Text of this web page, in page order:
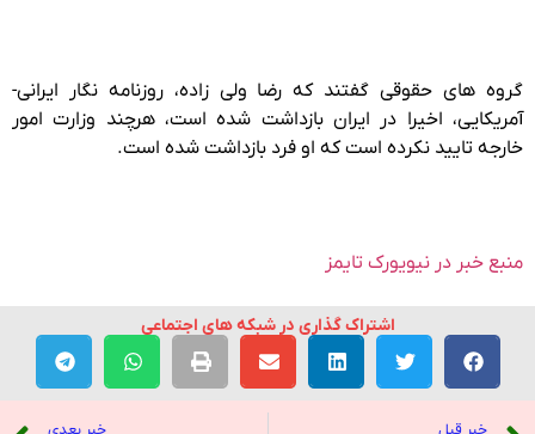
گروه های حقوقی گفتند که رضا ولی زاده، روزنامه نگار ایرانی-
آمریکایی، اخیرا در ایران بازداشت شده است، هرچند وزارت امور
خارجه تایید نکرده است که او فرد بازداشت شده است.
منبع خبر در نیویورک تایمز
اشتراک گذاری در شبکه های اجتماعی